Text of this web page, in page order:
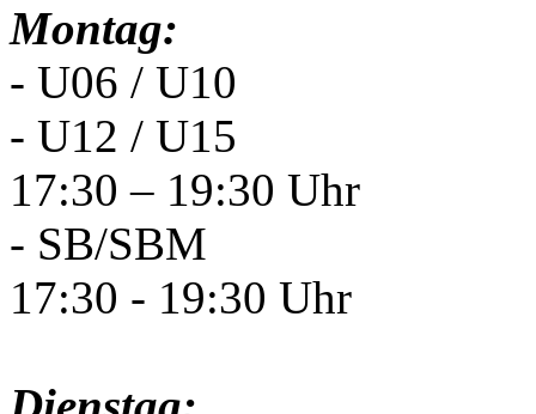
Montag:
- U06 / U10
- U12 / U15
17:30 – 19:30 Uhr
- SB/SBM
17:30 - 19:30 Uhr